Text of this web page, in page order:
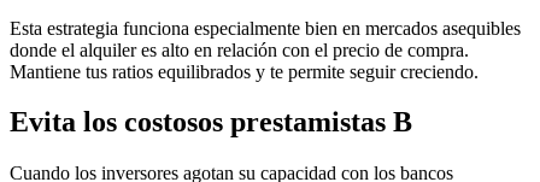
Esta estrategia funciona especialmente bien en mercados asequibles
donde el alquiler es alto en relación con el precio de compra.
Mantiene tus ratios equilibrados y te permite seguir creciendo.
Evita los costosos prestamistas B
Cuando los inversores agotan su capacidad con los bancos